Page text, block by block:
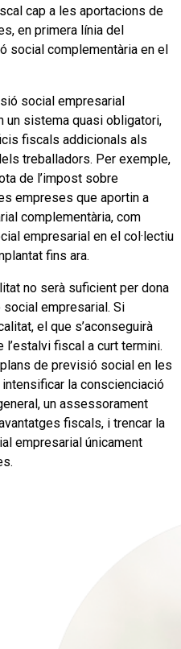
cap a les aportacions de
en primera línia del
social complementària en el
social empresarial
un sistema quasi obligatori,
fiscals addicionals als
treballadors. Per exemple,
de l’impost sobre
empreses que aportin a
complementària, com
empresarial en el col·lectiu
fins ara.
no serà suficient per dona
empresarial. Si
el que s’aconseguirà
l’estalvi fiscal a curt termini.
de previsió social en les
la conscienciació
un assessorament
fiscals, i trencar la
empresarial únicament